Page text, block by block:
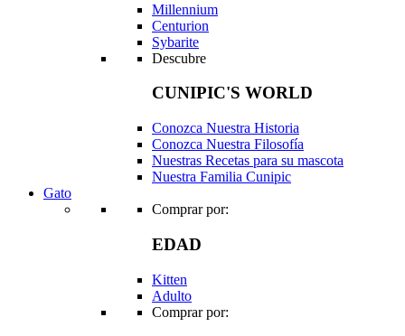
Millennium
Centurion
Sybarite
Descubre
CUNIPIC'S WORLD
Conozca Nuestra Historia
Conozca Nuestra Filosofía
Nuestras Recetas para su mascota
Nuestra Familia Cunipic
Gato
Comprar por:
EDAD
Kitten
Adulto
Comprar por: